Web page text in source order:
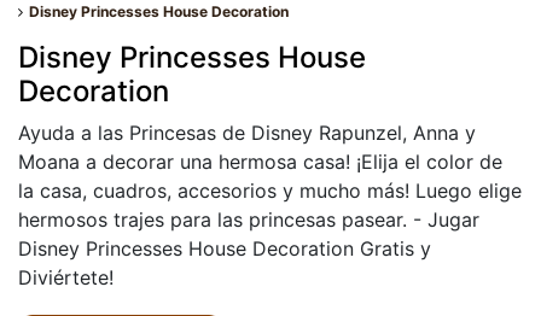
Disney Princesses House Decoration
Disney Princesses House
Decoration
Ayuda a las Princesas de Disney Rapunzel, Anna y
Moana a decorar una hermosa casa! ¡Elija el color de
la casa, cuadros, accesorios y mucho más! Luego elige
hermosos trajes para las princesas pasear. - Jugar
Disney Princesses House Decoration Gratis y
Diviértete!